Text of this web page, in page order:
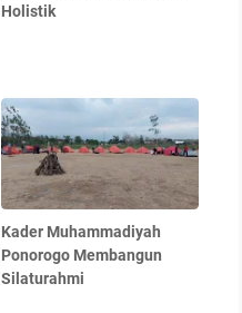
Holistik
Kader Muhammadiyah
Ponorogo Membangun
Silaturahmi